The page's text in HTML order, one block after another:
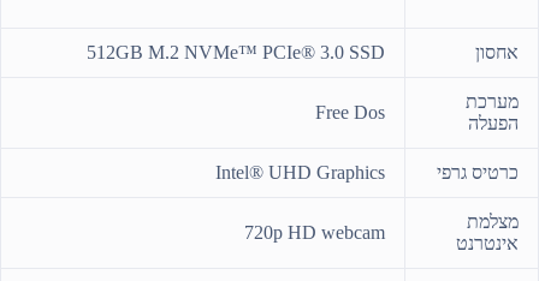
אחסון 512GB M.2 NVMe™ PCIe® 3.0 SSD
מערכת
הפעלה
Free Dos
כרטיס גרפי Intel® UHD Graphics
מצלמת
אינטרנט
720p HD webcam